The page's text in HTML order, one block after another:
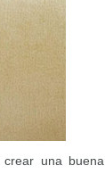
una buena